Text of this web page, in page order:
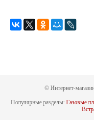
© Интернет-
Популярные разделы: Газовые